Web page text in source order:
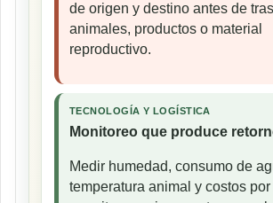
de origen y destino antes de
animales, productos o material
reproductivo.
TECNOLOGÍA Y LOGÍSTICA
Monitoreo que produce
Medir humedad, consumo de
temperatura animal y costos